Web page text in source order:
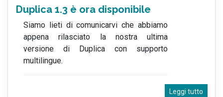
Duplica 1.3 è ora disponibile
Siamo lieti di comunicarvi che abbiamo
appena rilasciato la nostra ultima
versione di Duplica con supporto
multilingue.
Leggi tutto